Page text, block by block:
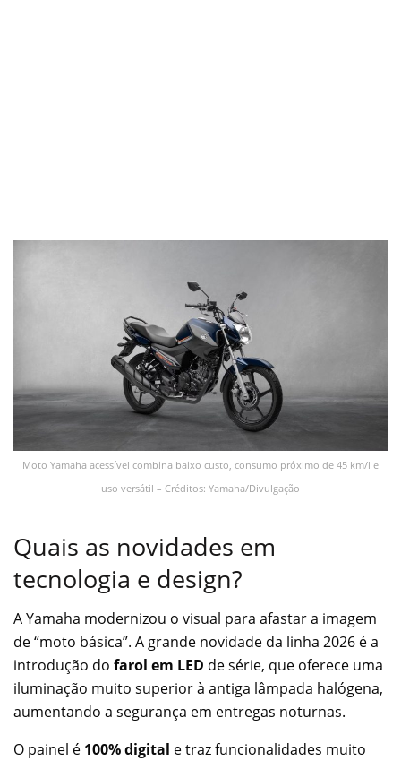
Moto Yamaha acessível combina baixo custo, consumo próximo de 45 km/l e
uso versátil – Créditos: Yamaha/Divulgação
Quais as novidades em
tecnologia e design?
A Yamaha modernizou o visual para afastar a imagem
de “moto básica”. A grande novidade da linha 2026 é a
introdução do farol em LED de série, que oferece uma
iluminação muito superior à antiga lâmpada halógena,
aumentando a segurança em entregas noturnas.
O painel é 100% digital e traz funcionalidades muito